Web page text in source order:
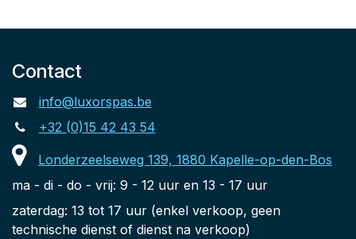
Contact
info@luxorspas.be
+32 (0)15 42 43 54
Londerzeelseweg 139, 1880 Kapelle-op-den-Bos
ma - di - do - vrij: 9 - 12 uur en 13 - 17 uur
zaterdag: 13 tot 17 uur (enkel verkoop, geen
technische dienst of dienst na verkoop)